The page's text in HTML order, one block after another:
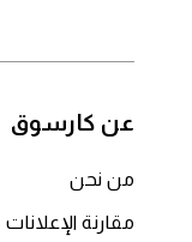
عن كارسوق
من نحن
مقارنة الإعلانات